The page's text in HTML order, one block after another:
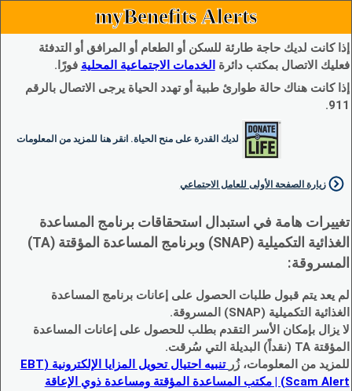
myBenefits Alerts
إذا كانت لديك حاجة طارئة للسكن أو الطعام أو المرافق أو التدفئة
فعليك الاتصال بمكتب دائرة الخدمات الاجتماعية المحلية فورًا.
إذا كانت هناك حالة طوارئ طبية أو تهدد الحياة يرجى الاتصال بالرقم
911.
لديك القدرة على منح الحياة. انقر هنا للمزيد من المعلومات
زيارة الصفحة الأولى للعامل الاجتماعي
تغييرات هامة في استبدال استحقاقات برنامج المساعدة
الغذائية التكميلية (SNAP) وبرنامج المساعدة المؤقتة (TA)
المسروقة:
لم يعد يتم قبول طلبات الحصول على إعانات برنامج المساعدة
الغذائية التكميلية (SNAP) المسروقة.
لا يزال بإمكان الأسر التقدم بطلب للحصول على إعانات المساعدة
المؤقتة TA (نقداً) البديلة التي سُرقت.
للمزيد من المعلومات، زُر
تنبيه احتيال تحويل المزايا الإلكترونية (EBT
Scam Alert) | مكتب المساعدة المؤقتة ومساعدة ذوي الإعاقة